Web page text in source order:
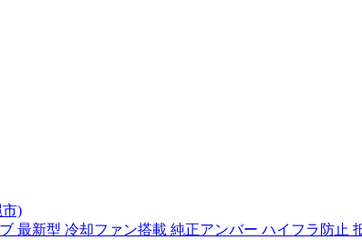
市)
最新型 冷却ファン搭載 純正アンバー ハイフラ防止